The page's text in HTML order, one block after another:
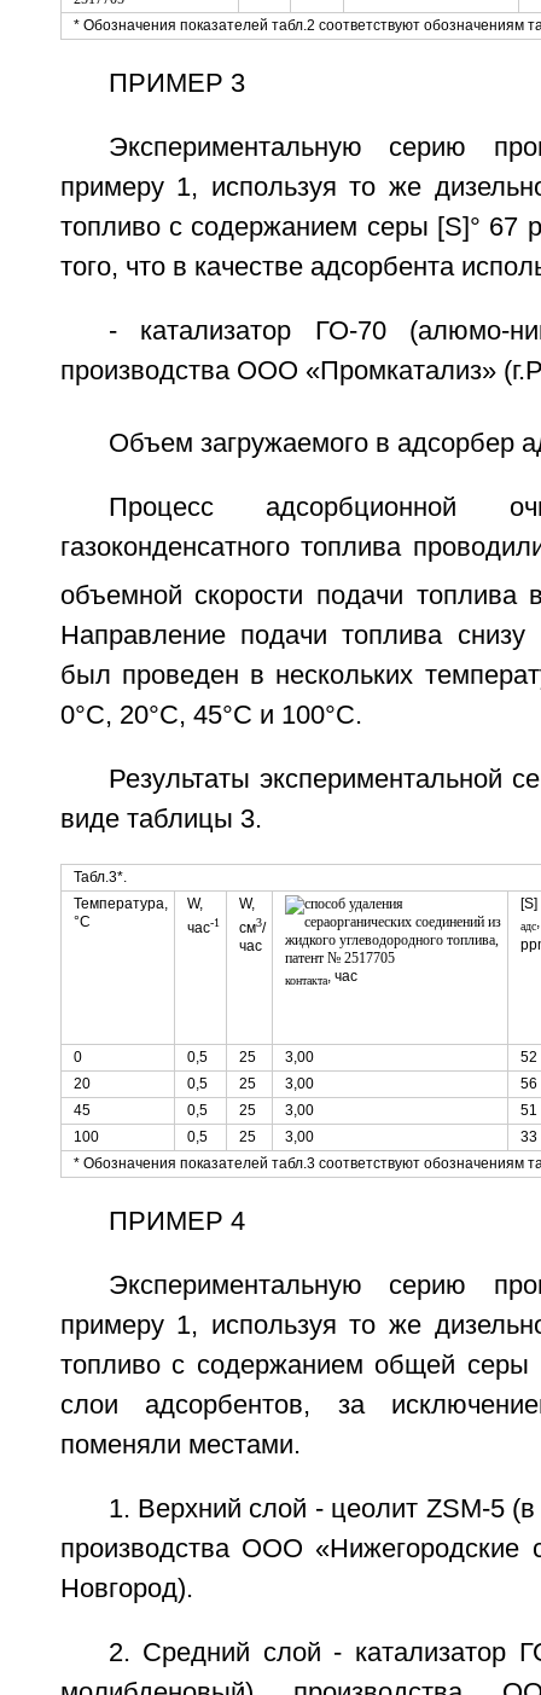
* Обозначения показателей табл.2 соответствуют обозначениям
ПРИМЕР 3
Экспериментальную серию
примеру 1, используя то же
топливо с содержанием серы [S]° 67
того, что в качестве адсорбента
- катализатор ГО-70 (алюмо-
производства ООО «Промкатализ»
Объем загружаемого в адсорбер
Процесс адсорбционной
газоконденсатного топлива
объемной скорости подачи топлива
Направление подачи топлива снизу
был проведен в нескольких
0°C, 20°C, 45°C и 100°C.
Результаты экспериментальной
виде таблицы 3.
Табл.3*.
Температура,
°C
W,
час-1
W,
см3/
час
контакта, час
[S]
адс,
0 0,5 25 3,00
52
20
0,5 25 3,00
56
45
0,5 25 3,00
51
100
0,5 25 3,00
33
* Обозначения показателей табл.3 соответствуют обозначениям
ПРИМЕР 4
Экспериментальную серию
примеру 1, используя то же
топливо с содержанием общей
слои адсорбентов, за
поменяли местами.
1. Верхний слой - цеолит ZSM-5
производства ООО «Нижегородские
Новгород).
2. Средний слой - катализатор